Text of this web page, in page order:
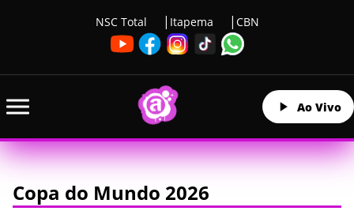
NSC Total Itapema CBN
Ao Vivo
Copa do Mundo 2026